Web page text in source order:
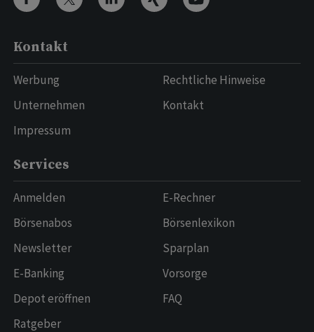
Kontakt
Werbung
Unternehmen
Impressum
Rechtliche Hinweise
Kontakt
Services
Anmelden
Börsenabos
Newsletter
E-Banking
Depot eröffnen
Ratgeber
E-Rechner
Börsenlexikon
Sparplan
Vorsorge
FAQ